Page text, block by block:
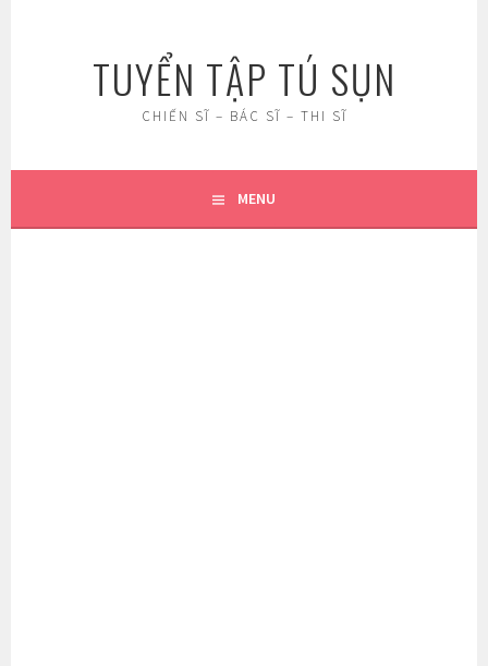
TUYỂN TẬP TÚ SỤN
CHIẾN SĨ – BÁC SĨ – THI SĨ
MENU